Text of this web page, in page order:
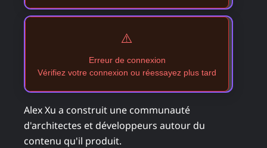
⚠️
Erreur de connexion
Vérifiez votre connexion ou réessayez plus tard
Alex Xu a construit une communauté
d'architectes et développeurs autour du
contenu qu'il produit.